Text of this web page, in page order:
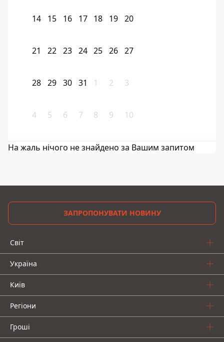
14 15 16 17 18 19 20
21 22 23 24 25 26 27
28 29 30 31 1 2 3
4 5 6 7 8 9 10
На жаль нічого не знайдено за Вашим запитом
ЗАПРОПОНУВАТИ НОВИНУ
Світ
Україна
Київ
Регіони
Гроші